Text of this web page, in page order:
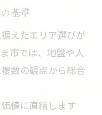
基準
えたエリア選びが
市では、地盤や人
数の観点から総合
値に直結します